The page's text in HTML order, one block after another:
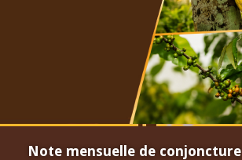
Note mensuelle de conjoncture